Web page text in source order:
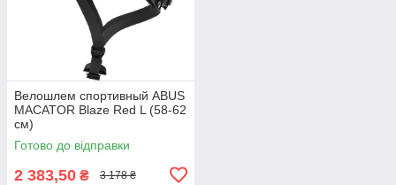
Велошлем спортивный ABUS
MACATOR Blaze Red L (58-62
см)
Готово до відправки
2 383,50 ₴ 3 178 ₴